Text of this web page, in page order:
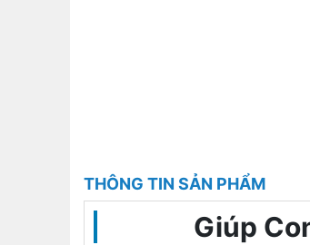
THÔNG TIN SẢN PHẨM
Giúp